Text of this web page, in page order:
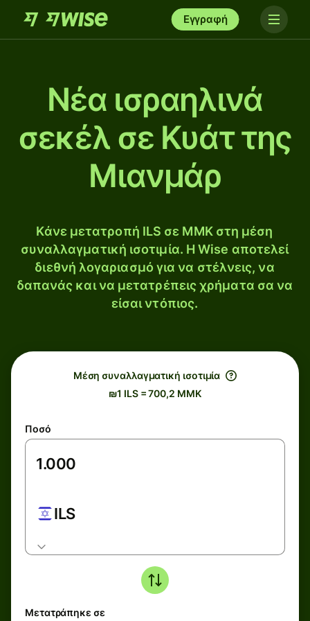
Εγγραφή
Νέα ισραηλινά
σεκέλ σε Κυάτ της
Μιανμάρ
Κάνε μετατροπή ILS σε MMK στη μέση
συναλλαγματική ισοτιμία. Η Wise αποτελεί
διεθνή λογαριασμό για να στέλνεις, να
δαπανάς και να μετατρέπεις χρήματα σα να
είσαι ντόπιος.
Μέση συναλλαγματική ισοτιμία
₪1 ILS = 700,2 MMK
Ποσό
ILS
Μετατράπηκε σε